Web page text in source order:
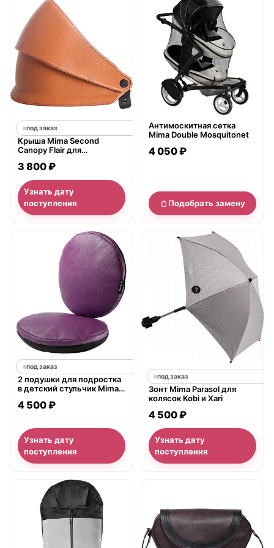
под заказ
Крыша Mima Second
Canopy Flair для
сиденья коляски для
3 800 ₽
Узнать дату
поступления
нет в продаже
Антимоскитная сетка
Mima Double Mosquitonet
4 050 ₽
Подобрать замену
под заказ
2 подушки для подростка
в детский стульчик Mima
Set
4 500 ₽
Узнать дату
поступления
под заказ
Зонт Mima Parasol для
колясок Kobi и Xari
4 500 ₽
Узнать дату
поступления